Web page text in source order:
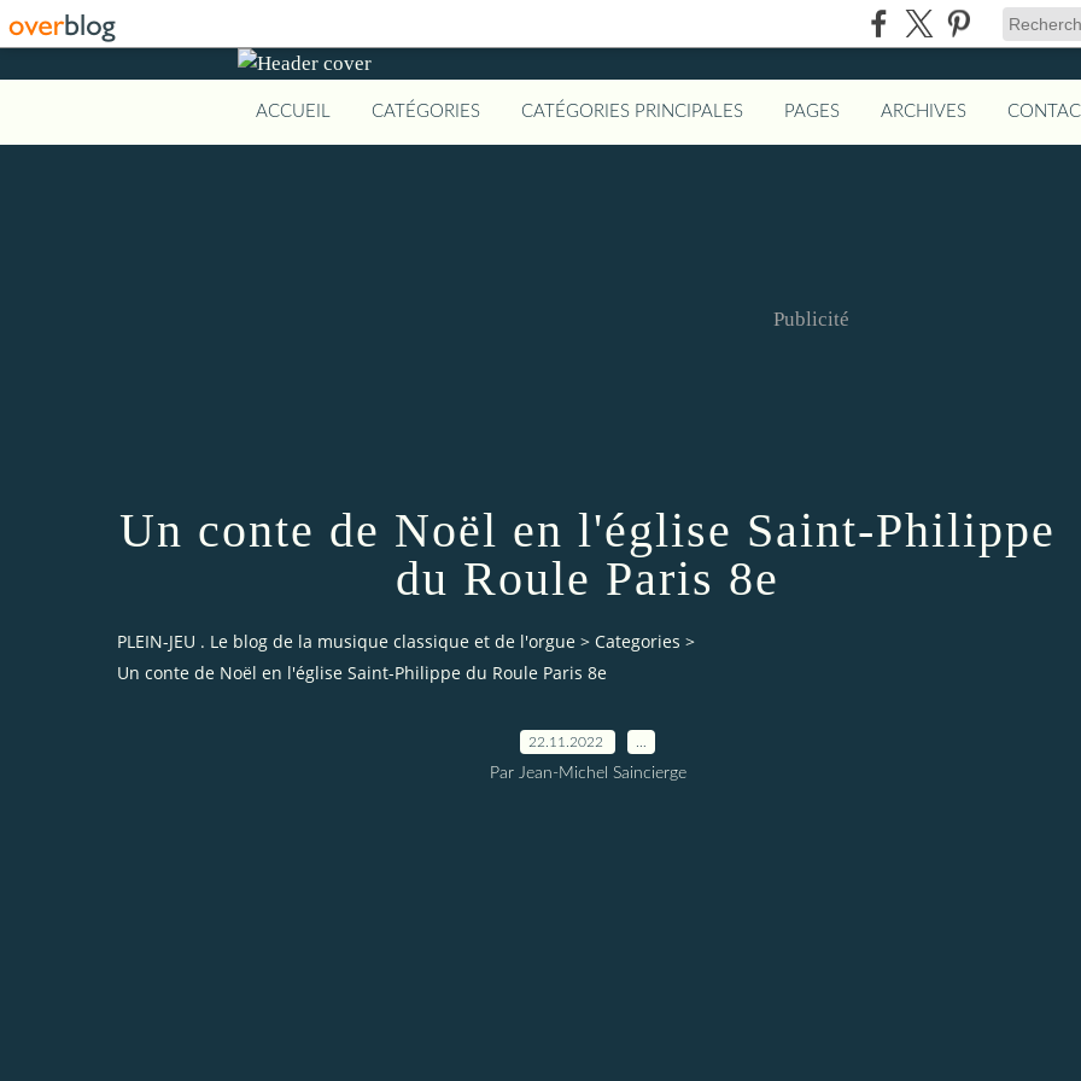
ACCUEIL CATÉGORIES CATÉGORIES PRINCIPALES PAGES ARCHIVES
Publicité
Un conte de Noël en l'église Saint-Philippe
du Roule Paris 8e
PLEIN-JEU . Le blog de la musique classique et de l'orgue > Categories >
Un conte de Noël en l'église Saint-Philippe du Roule Paris 8e
22.11.2022
Par Jean-Michel Saincierge